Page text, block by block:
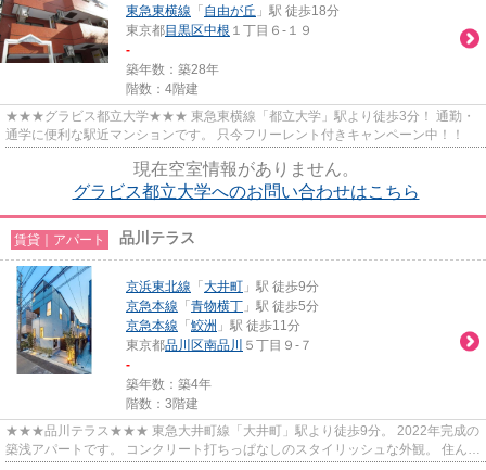
東急東横線 「 自由が丘 」駅 徒歩18分
東京都目黒区中根 １丁目６-１９
-
築年数：築28年
階数：4階建
★★★グラビス都立大学★★★ 東急東横線「都立大学」駅より徒歩3分！ 通勤・
通学に便利な駅近マンションです。 只今フリーレント付きキャンペーン中！！
現在空室情報がありません。
グラビス都立大学へのお問い合わせはこちら
賃貸｜アパート 品川テラス
京浜東北線 「 大井町 」駅 徒歩9分
京急本線 「 青物横丁 」駅 徒歩5分
京急本線 「 鮫洲 」駅 徒歩11分
東京都品川区南品川 ５丁目９-７
-
築年数：築4年
階数：3階建
★★★品川テラス★★★ 東急大井町線「大井町」駅より徒歩9分。 2022年完成の
築浅アパートです。 コンクリート打ちっぱなしのスタイリッシュな外観。 住んだ